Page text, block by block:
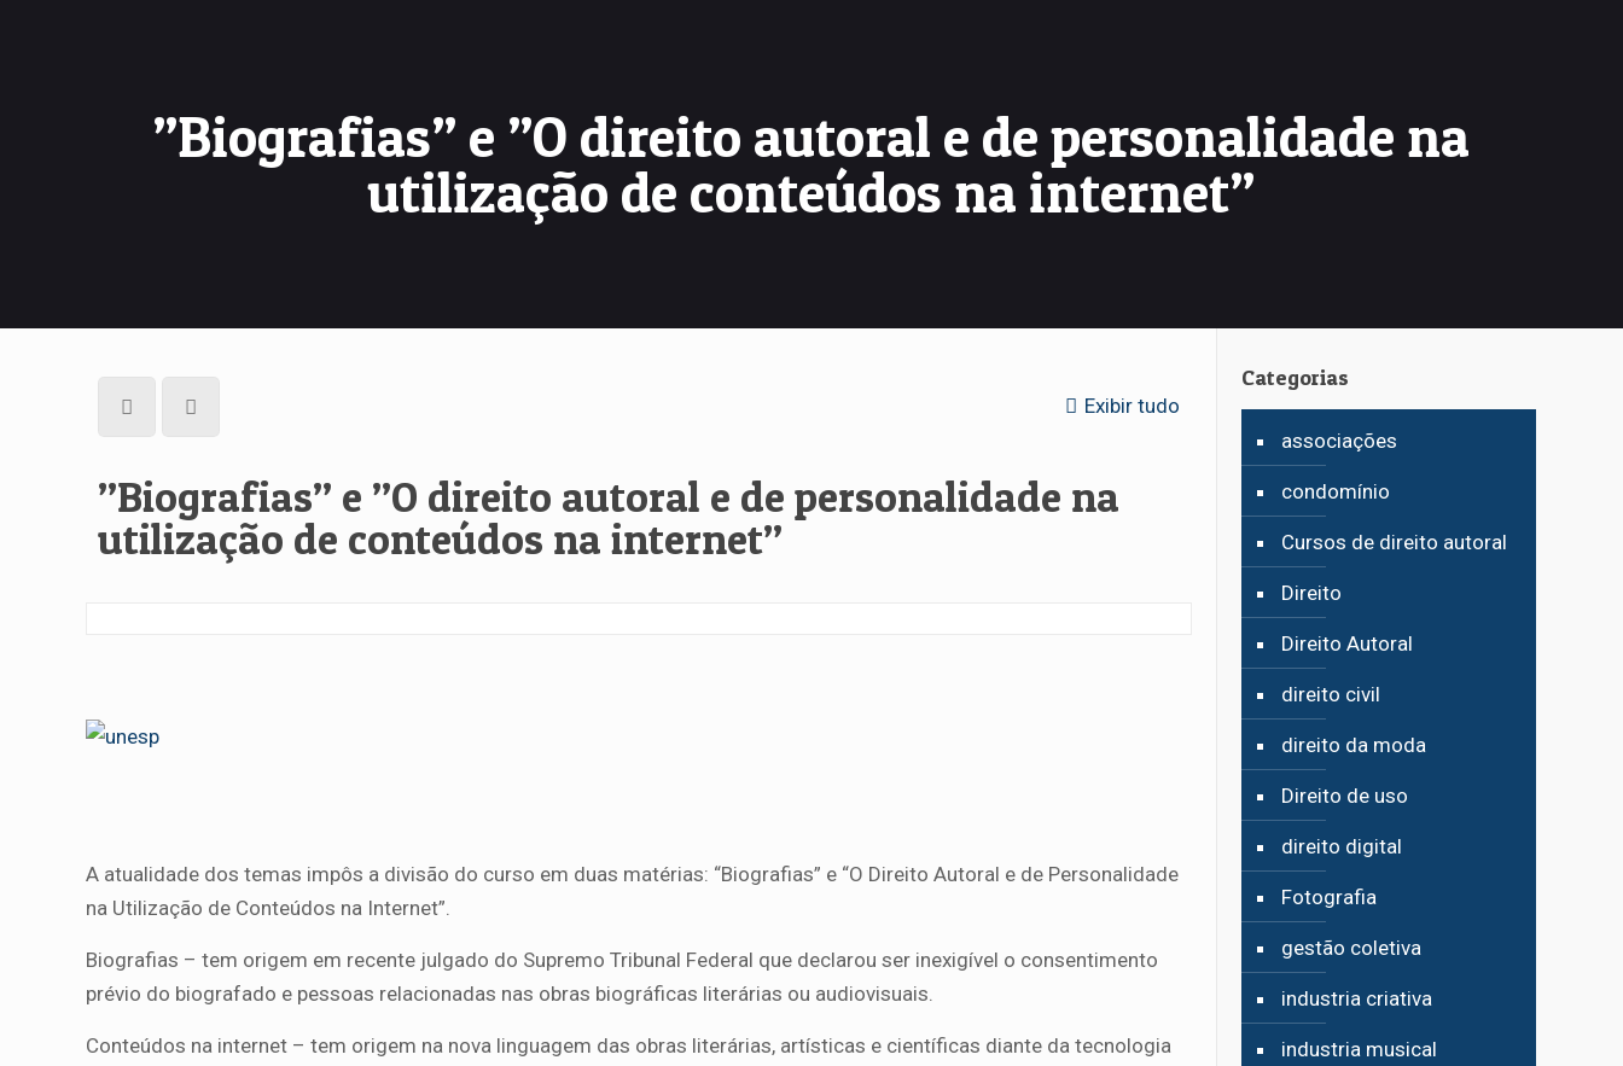
”Biografias” e ”O direito autoral e de personalidade na
utilização de conteúdos na internet”
Exibir tudo
”Biografias” e ”O direito autoral e de personalidade na
utilização de conteúdos na internet”
A atualidade dos temas impôs a divisão do curso em duas matérias: “Biografias” e “O Direito Autoral e de Personalidade
na Utilização de Conteúdos na Internet”.
Biografias – tem origem em recente julgado do Supremo Tribunal Federal que declarou ser inexigível o consentimento
prévio do biografado e pessoas relacionadas nas obras biográficas literárias ou audiovisuais.
Conteúdos na internet – tem origem na nova linguagem das obras literárias, artísticas e científicas diante da tecnologia
Categorias
associações
condomínio
Cursos de direito autoral
Direito
Direito Autoral
direito civil
direito da moda
Direito de uso
direito digital
Fotografia
gestão coletiva
industria criativa
industria musical